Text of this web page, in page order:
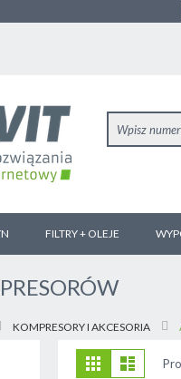
FILTRY + OLEJE
KOMPRESORY I AKCESORIA
Zobacz
jako
SiatkaLista